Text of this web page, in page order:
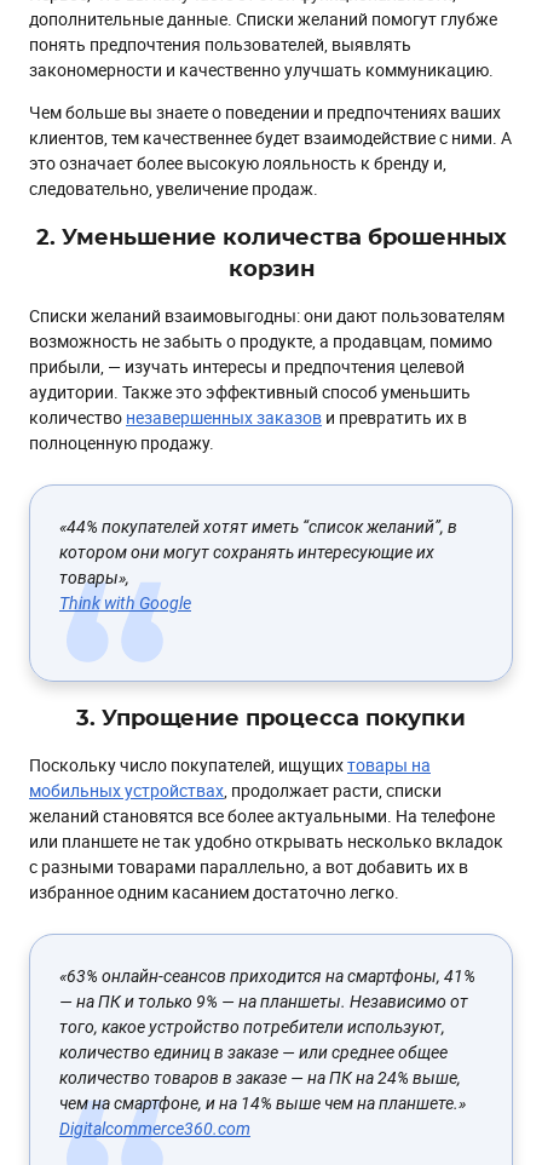
дополнительные данные. Списки желаний помогут глубже
понять предпочтения пользователей, выявлять
закономерности и качественно улучшать коммуникацию.
Чем больше вы знаете о поведении и предпочтениях ваших
клиентов, тем качественнее будет взаимодействие с ними. А
это означает более высокую лояльность к бренду и,
следовательно, увеличение продаж.
2. Уменьшение количества брошенных
корзин
Списки желаний взаимовыгодны: они дают пользователям
возможность не забыть о продукте, а продавцам, помимо
прибыли, — изучать интересы и предпочтения целевой
аудитории. Также это эффективный способ уменьшить
количество незавершенных заказов и превратить их в
полноценную продажу.
«44% покупателей хотят иметь “список желаний”, в
котором они могут сохранять интересующие их
товары»,
Think with Google
3. Упрощение процесса покупки
Поскольку число покупателей, ищущихтовары на
мобильных устройствах, продолжает расти, списки
желаний становятся все более актуальными. На телефоне
или планшете не так удобно открывать несколько вкладок
с разными товарами параллельно, а вот добавить их в
избранное одним касанием достаточно легко.
«63% онлайн-сеансов приходится на смартфоны, 41%
— на ПК и только 9% — на планшеты. Независимо от
того, какое устройство потребители используют,
количество единиц в заказе — или среднее общее
количество товаров в заказе — на ПК на 24% выше,
чем на смартфоне, и на 14% выше чем на планшете.»
Digitalcommerce360.com